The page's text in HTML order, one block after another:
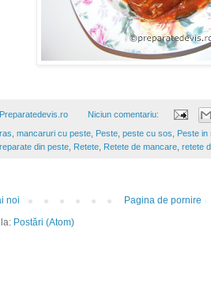
Preparatedevis.ro Niciun comentariu:
mancaruri cu peste Peste peste cu sos Peste in
din peste Retete Retete de mancare retete
noi
Pagina de pornire
Postări (Atom)